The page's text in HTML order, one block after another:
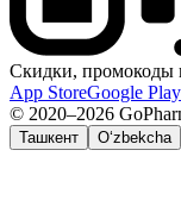
Скидки, промокоды
App StoreGoogle Play
© 2020–2026
Ташкент O‘zbekcha